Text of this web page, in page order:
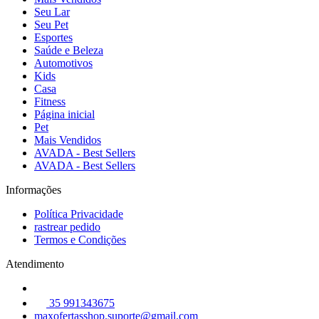
Seu Lar
Seu Pet
Esportes
Saúde e Beleza
Automotivos
Kids
Casa
Fitness
Página inicial
Pet
Mais Vendidos
AVADA - Best Sellers
AVADA - Best Sellers
Informações
Política Privacidade
rastrear pedido
Termos e Condições
Atendimento
35 991343675
maxofertasshop.suporte@gmail.com